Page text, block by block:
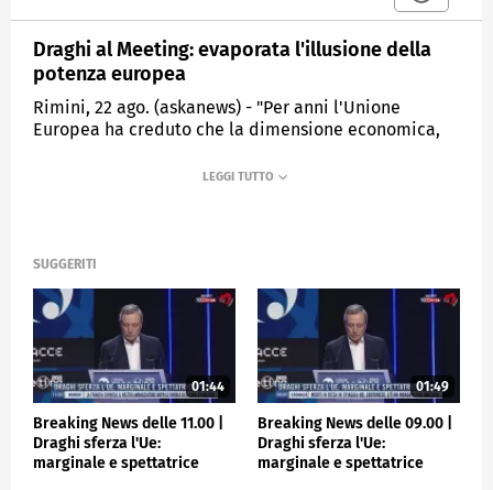
Draghi al Meeting: evaporata l'illusione della
potenza europea
Rimini, 22 ago. (askanews) - "Per anni l'Unione
Europea ha creduto che la dimensione economica,
potere geopolitico e nelle relazioni commerciali
Meeting di Rimini.
"Abbiamo dovuto rassegnarci ai dazi imposti dal
nostro più grande partner commerciale e alleato di
antica data, gli Stati Uniti. Siamo stati spinti dallo
stesso alleato ad aumentare la spesa militare, una
decisione che forse avremmo comunque dovuto
prendere -ma in forme e modi che probabilmente
non riflettono l'interesse dell'Europa. L'Unione
Europea, nonostante abbia dato il maggior
contributo finanziario alla guerra in Ucraina, e abbia
SUGGERITI
01:44
Breaking News delle 11.00 |
Draghi sferza l'Ue:
marginale e spettatrice
01:49
Breaking News delle 09.00 |
Draghi sferza l'Ue:
marginale e spettatrice